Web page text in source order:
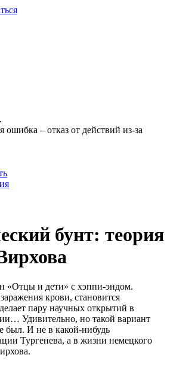
ошибка – отказ от действий из-за
бунт: теория
«Отцы и дети» с хэппи-эндом.
крови, становится
пару научных открытий в
Удивительно, но такой вариант
был. И не в какой-нибудь
Тургенева, а в жизни немецкого